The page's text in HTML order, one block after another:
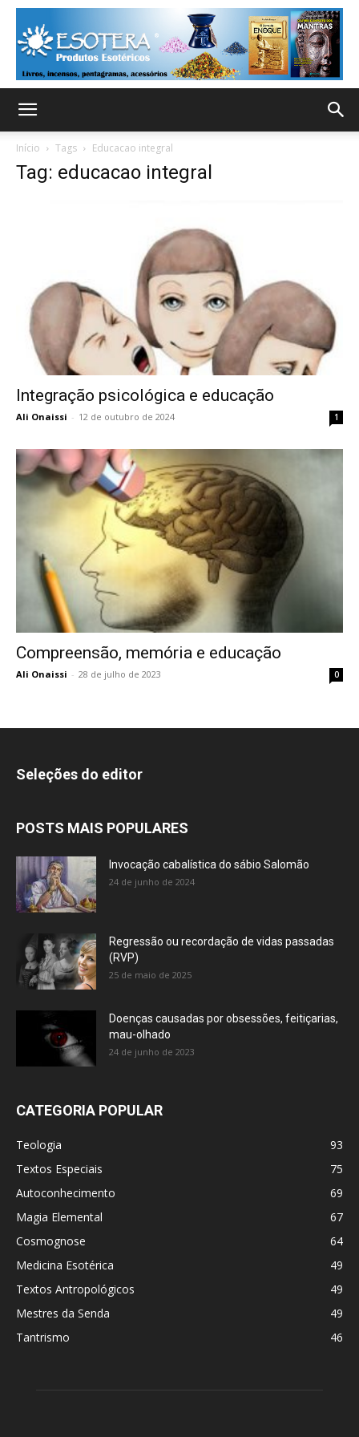
Início Tags Educacao integral
Tag: educacao integral
Integração psicológica e educação
Ali Onaissi - 12 de outubro de 2024 1
Compreensão, memória e educação
Ali Onaissi - 28 de julho de 2023 0
Seleções do editor
POSTS MAIS POPULARES
Invocação cabalística do sábio Salomão
24 de junho de 2024
Regressão ou recordação de vidas passadas
(RVP)
25 de maio de 2025
Doenças causadas por obsessões, feitiçarias,
mau-olhado
24 de junho de 2023
CATEGORIA POPULAR
Teologia
93
Textos Especiais
75
Autoconhecimento
69
Magia Elemental
67
Cosmognose
64
Medicina Esotérica
49
Textos Antropológicos
49
Mestres da Senda
49
Tantrismo
46